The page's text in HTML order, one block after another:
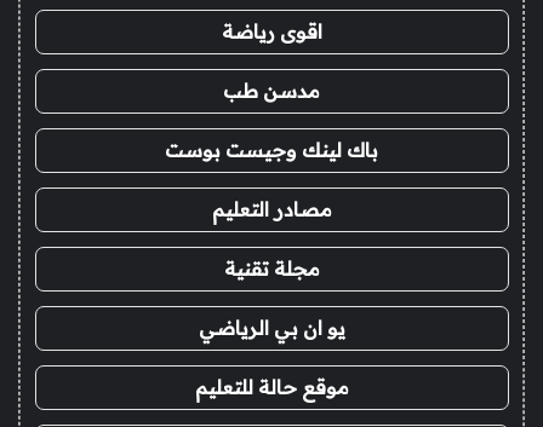
اقوى رياضة
مدسن طب
باك لينك وجيست بوست
مصادر التعليم
مجلة تقنية
يو ان بي الرياضي
موقع حالة للتعليم